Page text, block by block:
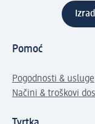
Pomoć
Pogodnosti & usluge
Načini & troškovi